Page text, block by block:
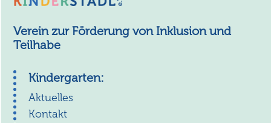
Verein zur Förderung von Inklusion und
Teilhabe
Kindergarten:
Aktuelles
Kontakt